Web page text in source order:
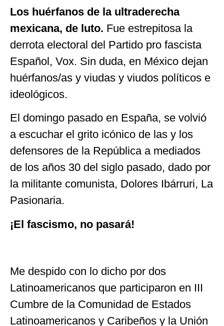
Los huérfanos de la ultraderecha
mexicana, de luto. Fue estrepitosa la
derrota electoral del Partido pro fascista
Español, Vox. Sin duda, en México dejan
huérfanos/as y viudas y viudos políticos e
ideológicos.
El domingo pasado en España, se volvió
a escuchar el grito icónico de las y los
defensores de la República a mediados
de los años 30 del siglo pasado, dado por
la militante comunista, Dolores Ibárruri, La
Pasionaria.
¡El fascismo, no pasará!
Me despido con lo dicho por dos
Latinoamericanos que participaron en III
Cumbre de la Comunidad de Estados
Latinoamericanos y Caribeños y la Unión